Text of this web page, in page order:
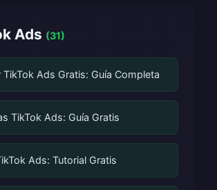
Ads (31)
TikTok Ads Gratis: Guía Completa
TikTok Ads: Guía Gratis
Ads: Tutorial Gratis